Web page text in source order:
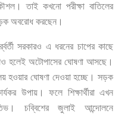
তাই কখনো পরীক্ষা বাতিলের
অবরোধ করছেন।
সরকারও এ ধরনের চাপের কাছে
হলেই অটোপাসের ঘোষণা আসছে।
হওয়ার ঘোষণা দেওয়া হচ্ছে। সড়ক
উপায়। ফলে শিক্ষার্থীরা এখন
চব্বিশের জুলাই
আন্দোলনে